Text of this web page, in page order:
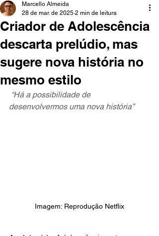
Criador de Adolescência
descarta prelúdio, mas
sugere nova história no
mesmo estilo
Marcello Almeida
28 de mar. de 2025 2 min de leitura
“Há a possibilidade de
desenvolvermos uma nova história”
Imagem: Reprodução Netflix